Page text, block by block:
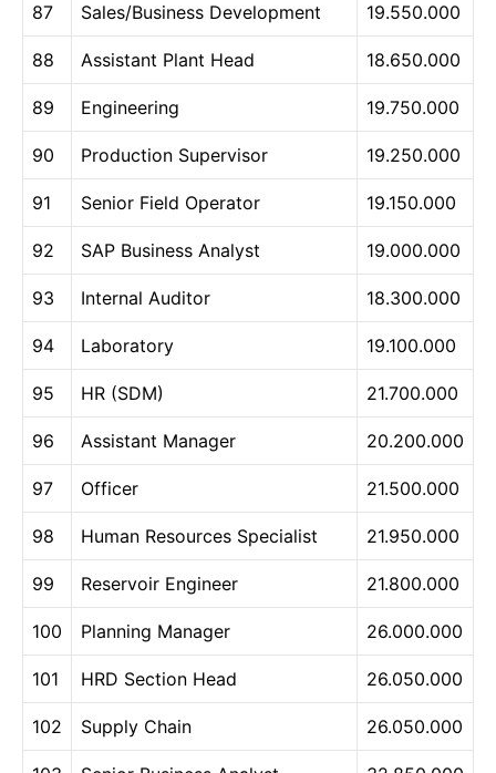
87 Sales/Business Development 19.550.000
88 Assistant Plant Head 18.650.000
89 Engineering 19.750.000
90 Production Supervisor 19.250.000
91 Senior Field Operator 19.150.000
92 SAP Business Analyst 19.000.000
93 Internal Auditor 18.300.000
94 Laboratory 19.100.000
95 HR (SDM) 21.700.000
96 Assistant Manager 20.200.000
97 Officer 21.500.000
98 Human Resources Specialist 21.950.000
99 Reservoir Engineer 21.800.000
100 Planning Manager 26.000.000
101 HRD Section Head 26.050.000
102 Supply Chain 26.050.000